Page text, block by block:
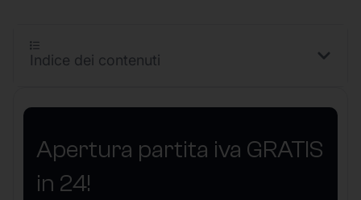
Apertura partita iva GRATIS
in 24!
Indice dei contenuti